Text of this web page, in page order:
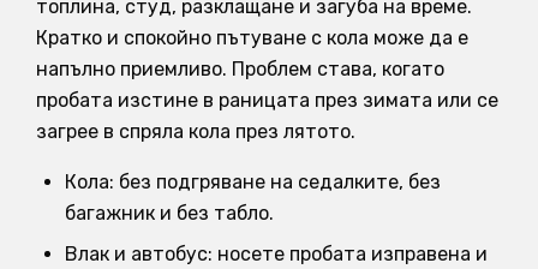
топлина, студ, разклащане и загуба на време.
Кратко и спокойно пътуване с кола може да е
напълно приемливо. Проблем става, когато
пробата изстине в раницата през зимата или се
загрее в спряла кола през лятото.
Кола: без подгряване на седалките, без
багажник и без табло.
Влак и автобус: носете пробата изправена и